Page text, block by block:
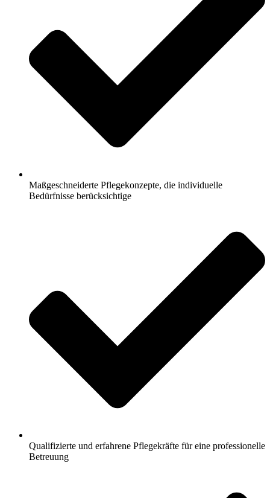
Maßgeschneiderte Pflegekonzepte, die individuelle
Bedürfnisse berücksichtige
Qualifizierte und erfahrene Pflegekräfte für eine professionelle
Betreuung